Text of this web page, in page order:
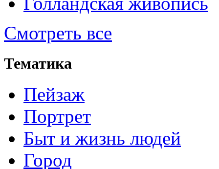
Смотреть все
Тематика
Пейзаж
Портрет
Быт и жизнь людей
Город